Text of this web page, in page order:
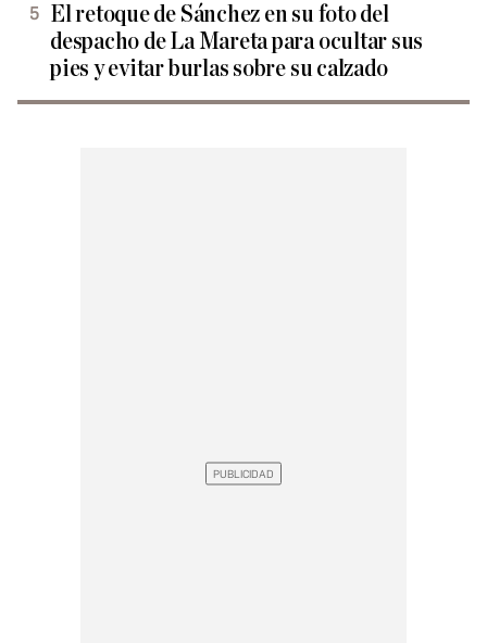
El retoque de Sánchez en su foto del
despacho de La Mareta para ocultar sus
pies y evitar burlas sobre su calzado